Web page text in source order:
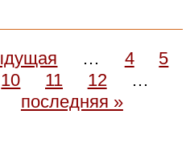
… 4
5
10 11 12
…
последняя »